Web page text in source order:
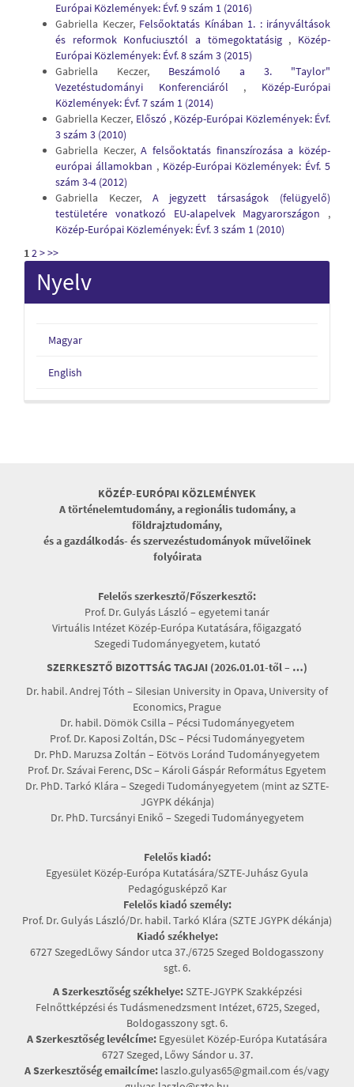
Európai Közlemények: Évf. 9 szám 1 (2016)
Gabriella Keczer, Felsőoktatás Kínában 1. : irányváltások
és reformok Konfuciusztól a tömegoktatásig , Közép-
Európai Közlemények: Évf. 8 szám 3 (2015)
Gabriella Keczer, Beszámoló a 3. "Taylor"
Vezetéstudományi Konferenciáról , Közép-Európai
Közlemények: Évf. 7 szám 1 (2014)
Gabriella Keczer, Előszó , Közép-Európai Közlemények: Évf.
3 szám 3 (2010)
Gabriella Keczer,A felsőoktatás finanszírozása a közép-
európai államokban , Közép-Európai Közlemények: Évf. 5
szám 3-4 (2012)
Gabriella Keczer, A jegyzett társaságok (felügyelő)
testületére vonatkozó EU-alapelvek Magyarországon ,
Közép-Európai Közlemények: Évf. 3 szám 1 (2010)
12>>>
Nyelv
Magyar
English
KÖZÉP-EURÓPAI KÖZLEMÉNYEK
A történelemtudomány, a regionális tudomány, a
földrajztudomány,
és a gazdálkodás- és szervezéstudományok művelőinek
folyóirata
Felelős szerkesztő/Főszerkesztő:
Prof. Dr. Gulyás László – egyetemi tanár
Virtuális Intézet Közép-Európa Kutatására, főigazgató
Szegedi Tudományegyetem, kutató
SZERKESZTŐ BIZOTTSÁG TAGJAI (2026.01.01-től – …)
Dr. habil. Andrej Tóth – Silesian University in Opava, University of
Economics, Prague
Dr. habil. Dömök Csilla – Pécsi Tudományegyetem
Prof. Dr. Kaposi Zoltán, DSc – Pécsi Tudományegyetem
Dr. PhD. Maruzsa Zoltán – Eötvös Loránd Tudományegyetem
Prof. Dr. Szávai Ferenc, DSc – Károli Gáspár Református Egyetem
Dr. PhD. Tarkó Klára – Szegedi Tudományegyetem (mint az SZTE-
JGYPK dékánja)
Dr. PhD. Turcsányi Enikő – Szegedi Tudományegyetem
Felelős kiadó:
Egyesület Közép-Európa Kutatására/SZTE-Juhász Gyula
Pedagógusképző Kar
Felelős kiadó személy:
Prof. Dr. Gulyás László/Dr. habil. Tarkó Klára (SZTE JGYPK dékánja)
Kiadó székhelye:
6727 SzegedLőwy Sándor utca 37./6725 Szeged Boldogasszony
sgt. 6.
A Szerkesztőség székhelye:SZTE-JGYPK Szakképzési
Felnőttképzési és Tudásmenedzsment Intézet, 6725, Szeged,
Boldogasszony sgt. 6.
A Szerkesztőség levélcíme: Egyesület Közép-Európa Kutatására
6727 Szeged, Lőwy Sándor u. 37.
A Szerkesztőség emailcíme: laszlo.gulyas65@gmail.com és/vagy